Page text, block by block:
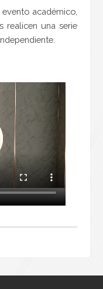
académico,
realicen una serie